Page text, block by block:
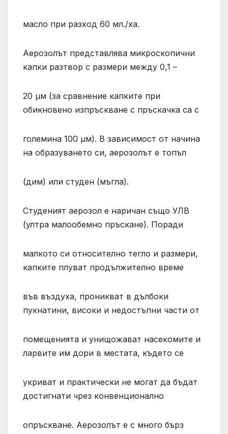
масло при разход 60 мл./ха.
Аерозолът представлява микроскопични
капки разтвор с размери между 0,1 –
20 μм (за сравнение капките при
обикновено изпръскване с пръскачка са с
големина 100 μм). В зависимост от начина
на образуването си, аерозолът е топъл
(дим) или студен (мъгла).
Студеният аерозол е наричан също УЛВ
(ултра малообемно пръскане). Поради
малкото си относително тегло и размери,
капките плуват продължително време
във въздуха, проникват в дълбоки
пукнатини, високи и недостъпни части от
помещенията и унищожават насекомите и
ларвите им дори в местата, където се
укриват и практически не могат да бъдат
достигнати чрез конвенционално
опръскване. Аерозолът е с много бърз